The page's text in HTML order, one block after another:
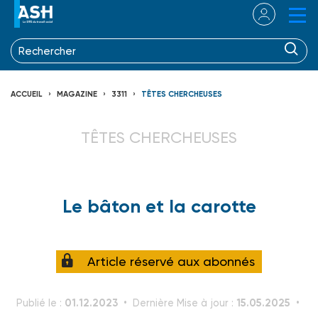
ACCUEIL MAGAZINE 3311 TÊTES CHERCHEUSES
TÊTES CHERCHEUSES
Le bâton et la carotte
Article réservé aux abonnés
Publié le : 01.12.2023 Dernière Mise à jour : 15.05.2025